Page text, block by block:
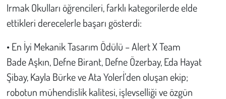
Irmak Okulları öğrencileri, farklı kategorilerde elde
ettikleri derecelerle başarı gösterdi:
• En İyi Mekanik Tasarım Ödülü – Alert X Team
Bade Aşkın, Defne Birant, Defne Özerbay, Eda Hayat
Şibay, Kayla Bürke ve Ata Yolerİ’den oluşan ekip;
robotun mühendislik kalitesi, işlevselliği ve özgün
Kent
Eğlence